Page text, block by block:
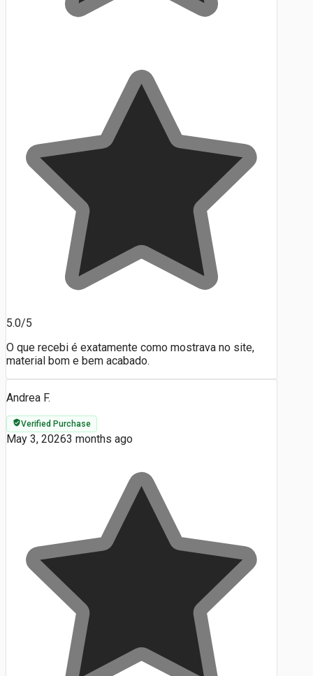
5.0/5
O que recebi é exatamente como mostrava no site,
material bom e bem acabado.
Andrea F.
Verified Purchase
May 3, 20263 months ago